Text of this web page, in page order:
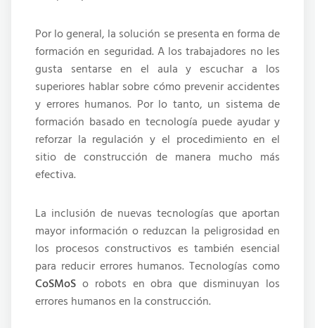
Por lo general, la solución se presenta en forma de
formación en seguridad. A los trabajadores no les
gusta sentarse en el aula y escuchar a los
superiores hablar sobre cómo prevenir accidentes
y errores humanos. Por lo tanto, un sistema de
formación basado en tecnología puede ayudar y
reforzar la regulación y el procedimiento en el
sitio de construcción de manera mucho más
efectiva.
La inclusión de nuevas tecnologías que aportan
mayor información o reduzcan la peligrosidad en
los procesos constructivos es también esencial
para reducir errores humanos. Tecnologías como
CoSMoS o robots en obra que disminuyan los
errores humanos en la construcción.